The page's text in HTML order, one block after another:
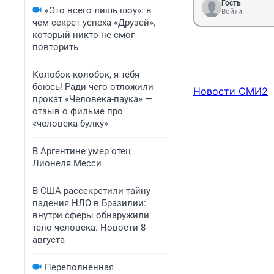
«Это всего лишь шоу»: в
чем секрет успеха «Друзей»,
который никто не смог
повторить
Колобок-колобок, я тебя
боюсь! Ради чего отложили
прокат «Человека-паука» —
отзыв о фильме про
«человека-булку»
В Аргентине умер отец
Лионеля Месси
В США рассекретили тайну
падения НЛО в Бразилии:
внутри сферы обнаружили
тело человека. Новости 8
августа
Переполненная
Гость
Войти
Новости СМИ2